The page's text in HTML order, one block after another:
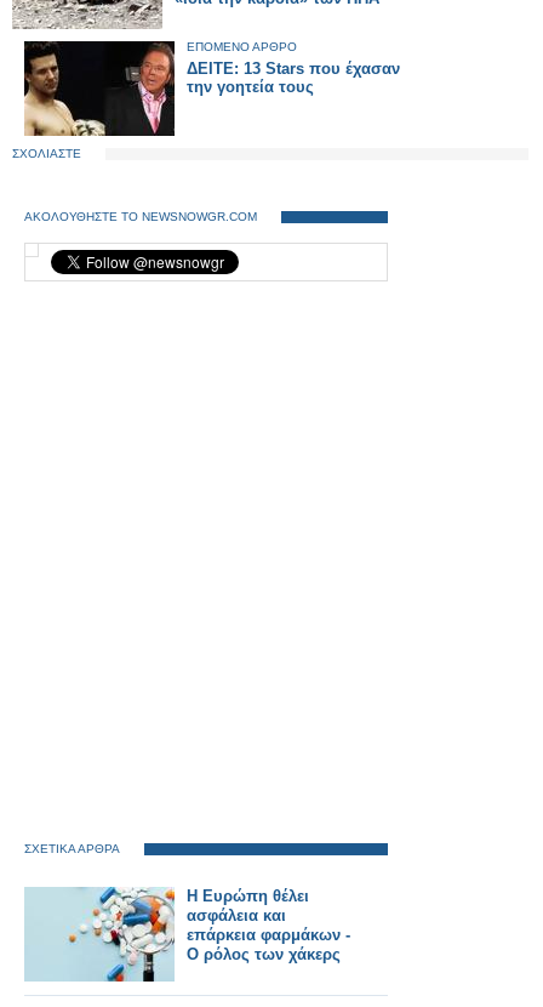
ΕΠΟΜΕΝΟ ΑΡΘΡΟ
ΔΕΙΤΕ: 13 Stars που έχασαν
την γοητεία τους
ΣΧΟΛΙΑΣΤΕ
ΑΚΟΛΟΥΘΗΣΤΕ ΤΟ NEWSNOWGR.COM
ΣΧΕΤΙΚΑ ΑΡΘΡΑ
Η Ευρώπη θέλει
ασφάλεια και
επάρκεια φαρμάκων -
Ο ρόλος των χάκερς